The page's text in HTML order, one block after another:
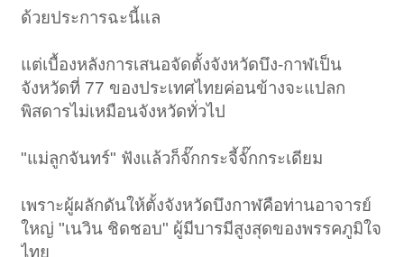
ด้วยประการฉะนี้แล
แต่เบื้องหลังการเสนอจัดตั้งจังหวัดบึง-กาฬเป็น
จังหวัดที่ 77 ของประเทศไทยค่อนข้างจะแปลก
พิสดารไม่เหมือนจังหวัดทั่วไป
"แม่ลูกจันทร์" ฟังแล้วก็จั๊กกระจี้จั๊กกระเดียม
เพราะผู้ผลักดันให้ตั้งจังหวัดบึงกาฬคือท่านอาจารย์
ใหญ่ "เนวิน ชิดชอบ" ผู้มีบารมีสูงสุดของพรรคภูมิใจ
ไทย